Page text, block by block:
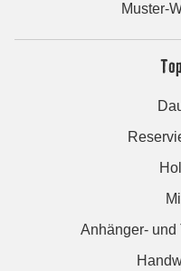
Muster-
Anhänger- und